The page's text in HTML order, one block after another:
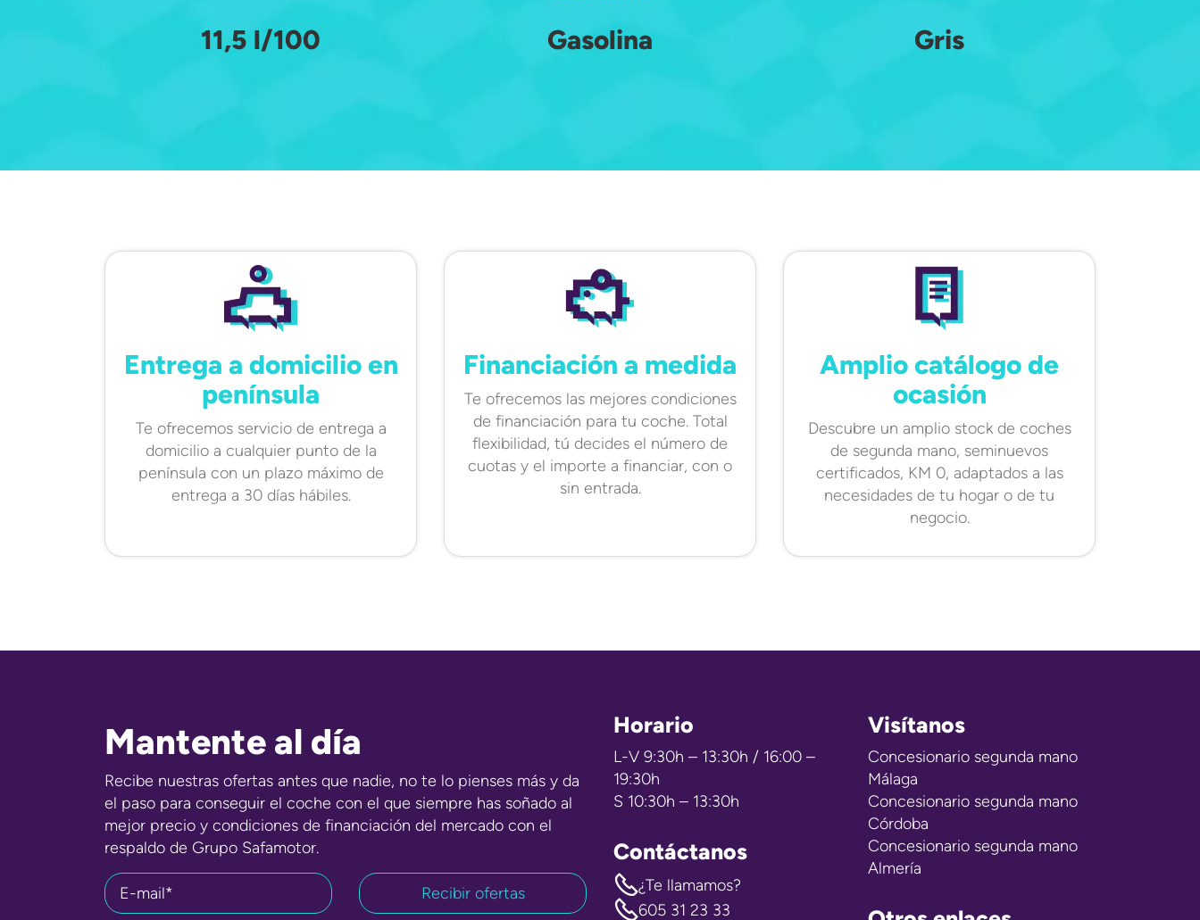
11,5 l/100 Gasolina Gris
Entrega a domicilio en
península
Te ofrecemos servicio de entrega a
domicilio a cualquier punto de la
península con un plazo máximo de
entrega a 30 días hábiles.
Financiación a medida
Te ofrecemos las mejores condiciones
de financiación para tu coche. Total
flexibilidad, tú decides el número de
cuotas y el importe a financiar, con o
sin entrada.
Amplio catálogo de
ocasión
Descubre un amplio stock de coches
de segunda mano, seminuevos
certificados, KM 0, adaptados a las
necesidades de tu hogar o de tu
negocio.
Mantente al día
Recibe nuestras ofertas antes que nadie, no te lo pienses más y da
el paso para conseguir el coche con el que siempre has soñado al
mejor precio y condiciones de financiación del mercado con el
respaldo de Grupo Safamotor.
E-mail*
Horario
L-V 9:30h – 13:30h / 16:00 –
19:30h
S 10:30h – 13:30h
Contáctanos
¿Te llamamos?
605 31 23 33
Visítanos
Concesionario segunda mano
Málaga
Concesionario segunda mano
Córdoba
Concesionario segunda mano
Almería